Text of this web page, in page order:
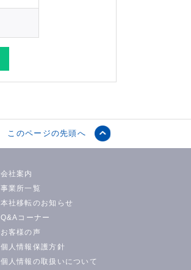
このページの先頭へ
会社案内
事業所一覧
本社移転のお知らせ
Q&Aコーナー
お客様の声
個人情報保護方針
個人情報の取扱いについて